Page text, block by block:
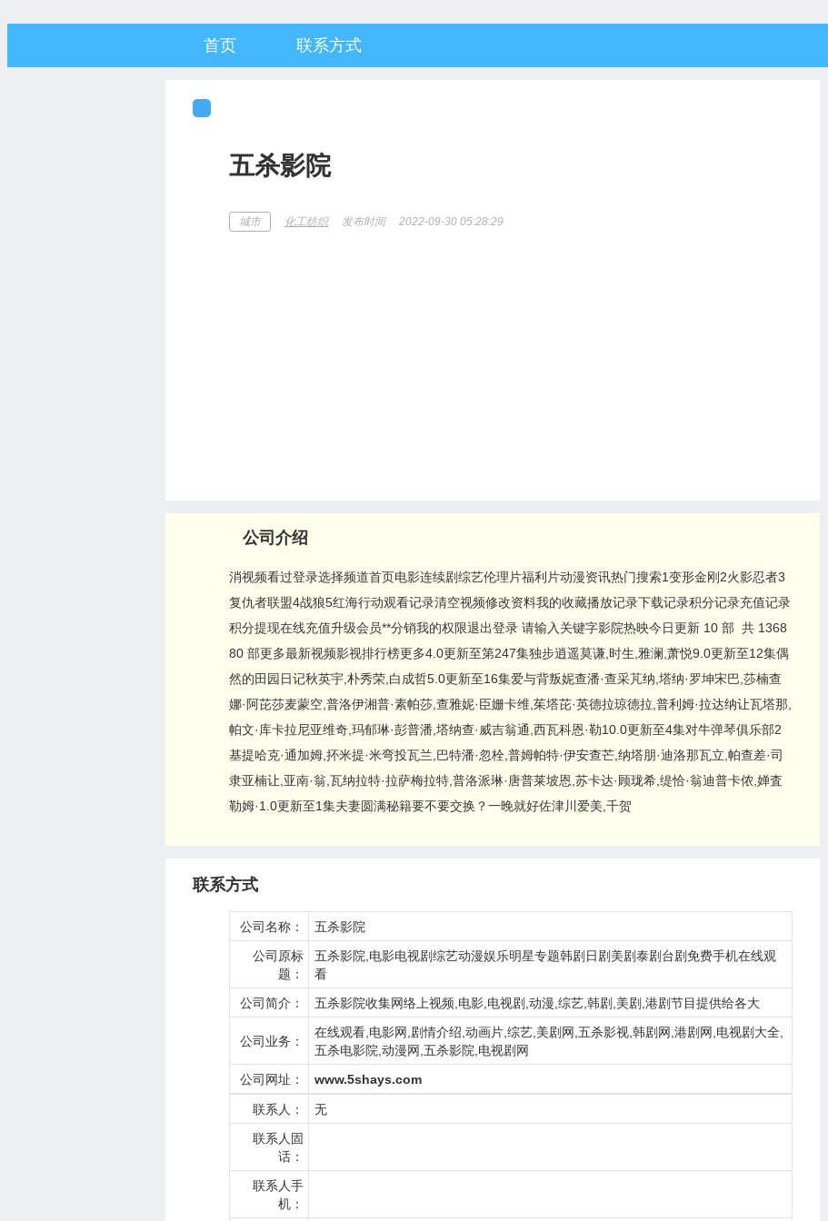
首页 联系方式
五杀影院
城市 化工纺织 发布时间 2022-09-30 05:28:29
公司介绍
消视频看过登录选择频道首页电影连续剧综艺伦理片福利片动漫资讯热门搜索1变形金刚2火影忍者3
复仇者联盟4战狼5红海行动观看记录清空视频修改资料我的收藏播放记录下载记录积分记录充值记录
积分提现在线充值升级会员**分销我的权限退出登录 请输入关键字影院热映今日更新 10 部 共 1368
80 部更多最新视频影视排行榜更多4.0更新至第247集独步逍遥莫谦,时生,雅澜,萧悦9.0更新至12集偶
然的田园日记秋英宇,朴秀荣,白成哲5.0更新至16集爱与背叛妮查潘·查采芃纳,塔纳·罗坤宋巴,莎楠查
娜·阿芘莎麦蒙空,普洛伊湘普·素帕莎,查雅妮·臣姗卡维,茱塔芘·英德拉琼德拉,普利姆·拉达纳让瓦塔那,
帕文·库卡拉尼亚维奇,玛郁琳·彭普潘,塔纳查·威吉翁通,西瓦科恩·勒10.0更新至4集对牛弹琴俱乐部2
基提哈克·通加姆,抔米提·米弯投瓦兰,巴特潘·忽栓,普姆帕特·伊安查芒,纳塔朋·迪洛那瓦立,帕查差·司
隶亚楠让,亚南·翁,瓦纳拉特·拉萨梅拉特,普洛派琳·唐普莱坡恩,苏卡达·顾珑希,缇恰·翁迪普卡侬,婵査
勒姆·1.0更新至1集夫妻圆满秘籍要不要交换？一晚就好佐津川爱美,千贺
联系方式
公司名称：
五杀影院
公司原标
题：
五杀影院,电影电视剧综艺动漫娱乐明星专题韩剧日剧美剧泰剧台剧免费手机在线观
看
公司简介：
五杀影院收集网络上视频,电影,电视剧,动漫,综艺,韩剧,美剧,港剧节目提供给各大
公司业务：
在线观看,电影网,剧情介绍,动画片,综艺,美剧网,五杀影视,韩剧网,港剧网,电视剧大全,
五杀电影院,动漫网,五杀影院,电视剧网
公司网址：
www.5shays.com
联系人：
无
联系人固
话：
联系人手
机：